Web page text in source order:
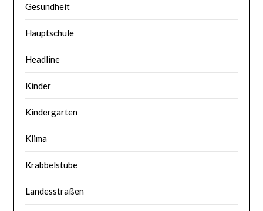
Gesundheit
Hauptschule
Headline
Kinder
Kindergarten
Klima
Krabbelstube
Landesstraßen